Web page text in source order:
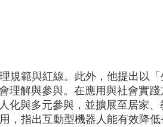
規範與紅線。此外，他提出以「
理解與參與。在應用與社會實踐
化與多元參與，並擴展至居家、
，指出互動型機器人能有效降低